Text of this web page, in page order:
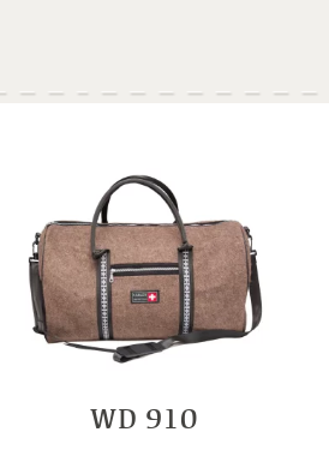
WD 910